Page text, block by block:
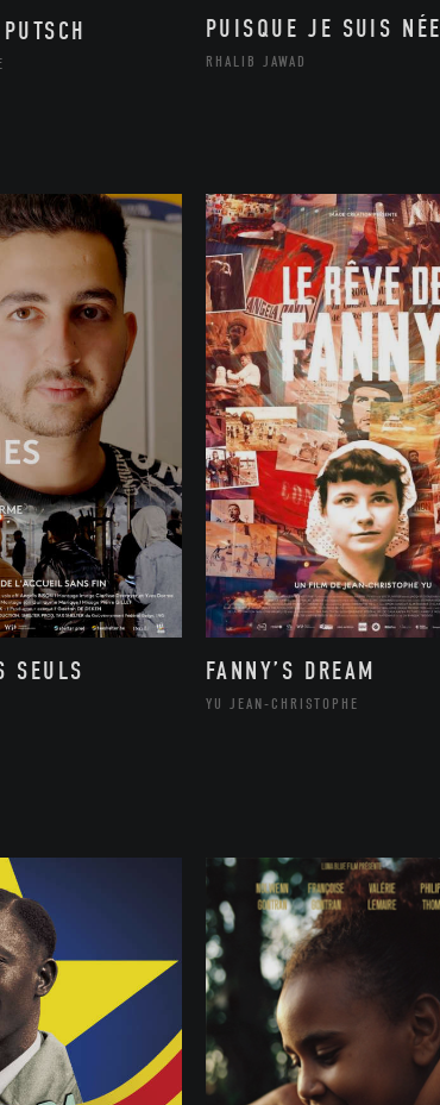
PUISQUE JE SUIS NÉE
RHALIB JAWAD
SEULS FANNY’S DREAM
YU JEAN-CHRISTOPHE